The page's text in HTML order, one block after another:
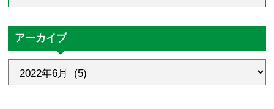
アーカイブ